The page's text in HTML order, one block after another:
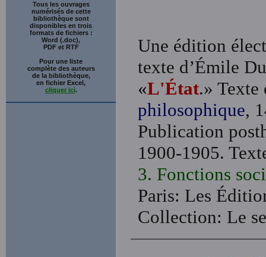
Tous les ouvrages
numérisés de cette
bibliothèque sont
disponibles en trois
formats de fichiers :
Word (.doc),
PDF et RTF
Pour une liste
complète des auteurs
de la bibliothèque,
en fichier Excel,
cliquer ici.
Une édition
texte d’Émile
«L'État.»
philosophique,
Publication
1900-1905.
3. Fonctions
Paris: Les
Collection: Le